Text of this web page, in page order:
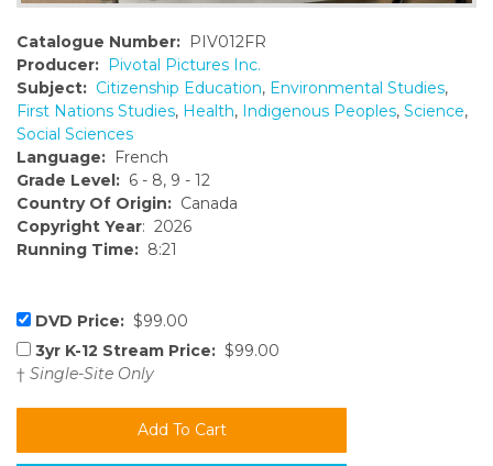
Catalogue Number: PIV012FR
Producer: Pivotal Pictures Inc.
Subject: Citizenship Education, Environmental Studies,
First Nations Studies, Health, Indigenous Peoples, Science,
Social Sciences
Language: French
Grade Level: 6 - 8, 9 - 12
Country Of Origin: Canada
Copyright Year: 2026
Running Time: 8:21
DVD Price: $99.00
3yr K-12 Stream Price: $99.00
† Single-Site Only